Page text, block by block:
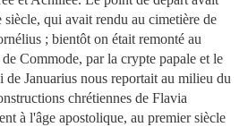
qui avait rendu au cimetière de
; bientôt on était remonté au
Commode, par la crypte papale et le
de Januarius nous reportait au milieu du
chrétiennes de Flavia
à l'âge apostolique, au premier siècle